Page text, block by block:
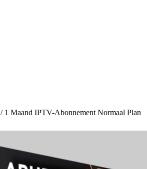
/ 1 Maand IPTV-Abonnement Normaal Plan